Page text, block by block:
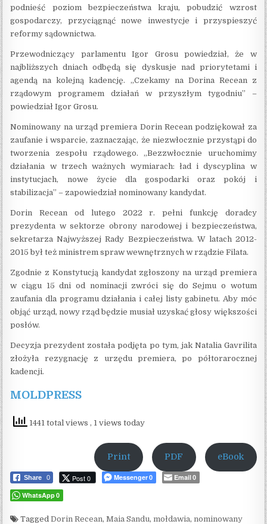
podnieść poziom bezpieczeństwa kraju, pobudzić wzrost
gospodarczy, przyciągnąć nowe inwestycje i przyspieszyć
reformy sądownictwa.
Przewodniczący parlamentu Igor Grosu powiedział, że w
najbliższych dniach odbędą się dyskusje nad priorytetami i
agendą na kolejną kadencję. „Czekamy na Dorina Recean z
rządowym programem działań w przyszłym tygodniu” –
powiedział Igor Grosu.
Nominowany na urząd premiera Dorin Recean podziękował za
zaufanie i wsparcie, zaznaczając, że niezwłocznie przystąpi do
tworzenia zespołu rządowego. „Bezzwłocznie uruchomimy
działania w trzech ważnych wymiarach: ład i dyscyplina w
instytucjach, nowe życie dla gospodarki oraz pokój i
stabilizacja” – zapowiedział nominowany kandydat.
Dorin Recean od lutego 2022 r. pełni funkcję doradcy
prezydenta w sektorze obrony narodowej i bezpieczeństwa,
sekretarza Najwyższej Rady Bezpieczeństwa. W latach 2012-
2015 był też ministrem spraw wewnętrznych w rządzie Filata.
Zgodnie z Konstytucją kandydat zgłoszony na urząd premiera
w ciągu 15 dni od nominacji zwróci się do Sejmu o wotum
zaufania dla programu działania i całej listy gabinetu. Aby móc
objąć urząd, nowy rząd będzie musiał uzyskać głosy większości
posłów.
Decyzja prezydent została podjęta po tym, jak Natalia Gavrilita
złożyła rezygnację z urzędu premiera, po półtorarocznej
kadencji.
MOLDPRESS
1441 total views, 1 views today
Print PDF eBook
Share 0 Post 0 Messenger 0 Email 0
WhatsApp 0
TaggedDorin Recean,Maia Sandu, mołdawia, nominowany